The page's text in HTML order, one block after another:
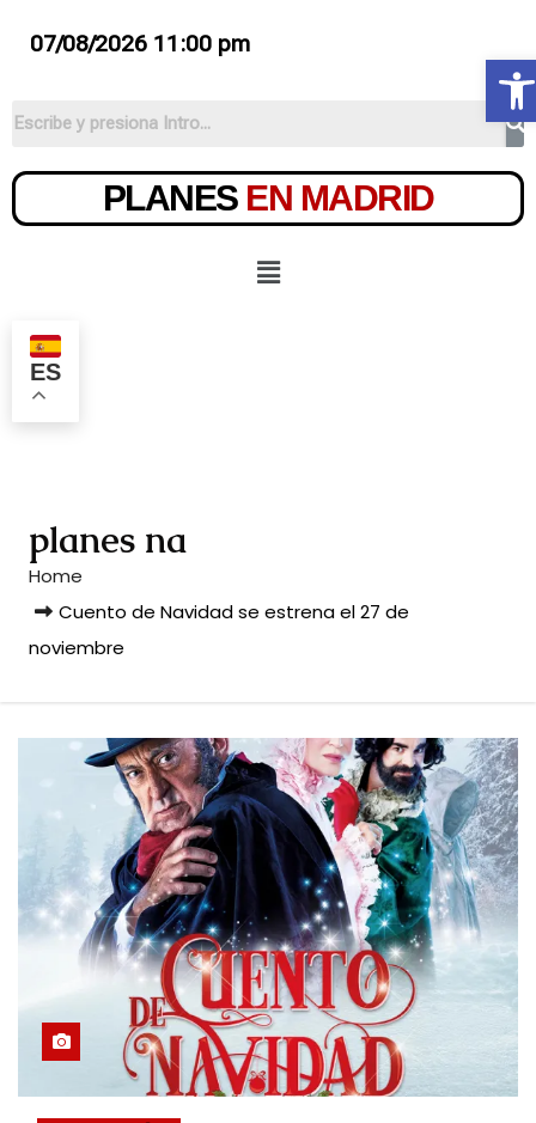
07/08/2026 11:00 pm
PLANES EN MADRID
ES
planes na
Home
Cuento de Navidad se estrena el 27 de
noviembre